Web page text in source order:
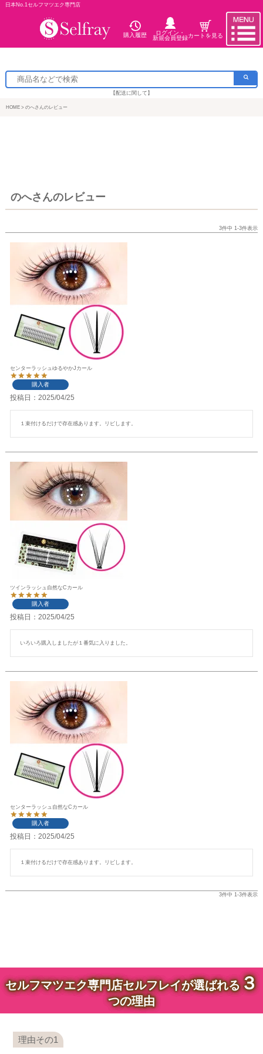
日本No.1セルフマツエク専門店
購入履歴
ログイン・
新規会員登録カートを見る
【配送に関して】
HOME のへさんのレビュー
のへさんのレビュー
3件中 1-3件表示
センターラッシュゆるやかJカール
購入者
投稿日 2025/04/25
１束付けるだけで存在感あります。リピします。
ツインラッシュ自然なCカール
購入者
投稿日 2025/04/25
いろいろ購入しましたが１番気に入りました。
センターラッシュ自然なCカール
購入者
投稿日 2025/04/25
１束付けるだけで存在感あります。リピします。
3件中 1-3件表示
セルフマツエク専門店セルフレイが選ばれる３
つの理由